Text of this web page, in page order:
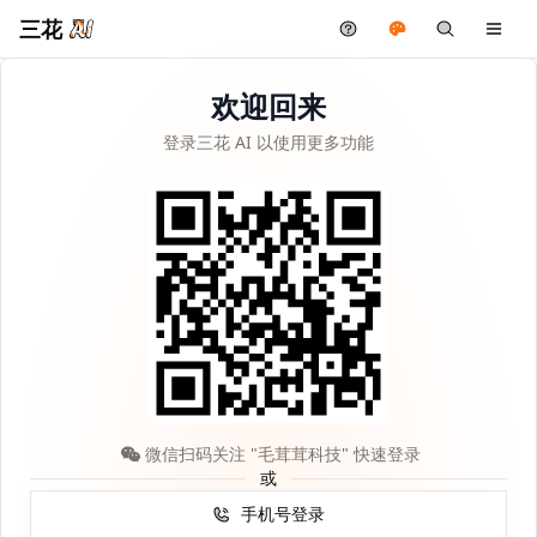
三花
欢迎回来
登录三花 AI 以使用更多功能
手机号登录
或
微信扫码关注 "毛茸茸科技" 快速登录